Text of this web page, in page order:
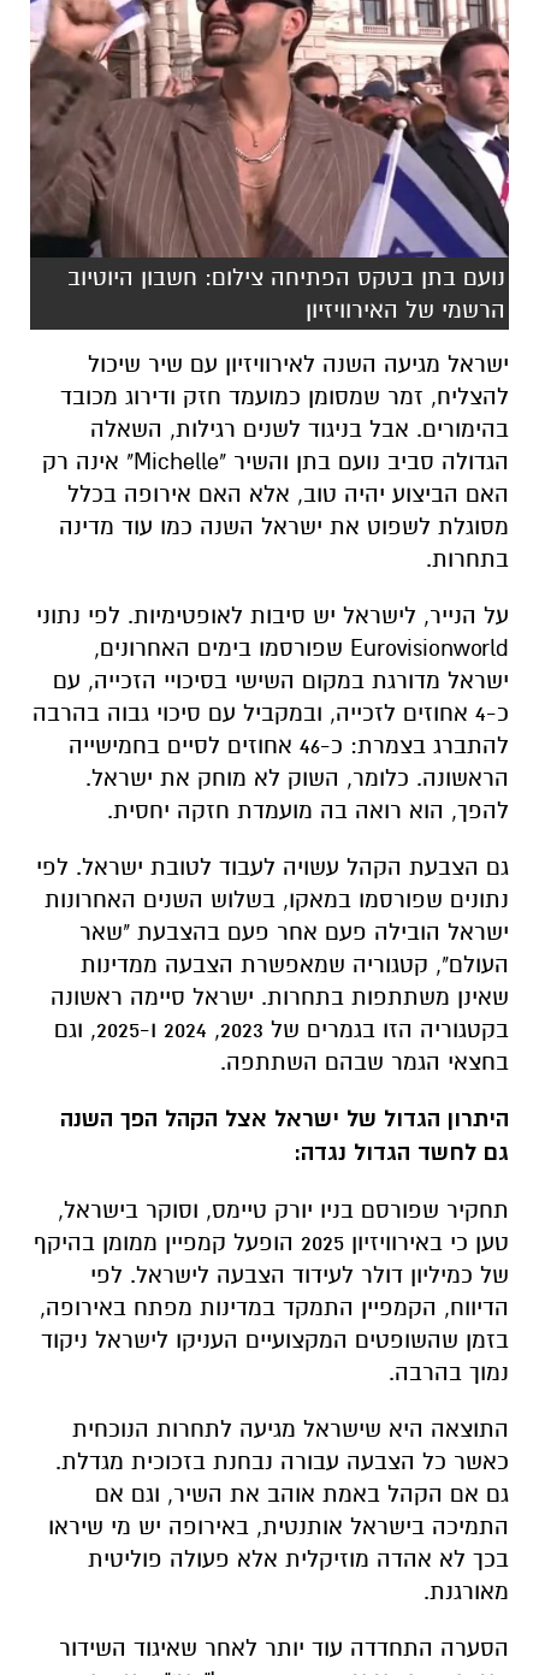
נועם בתן בטקס הפתיחה צילום: חשבון היוטיוב
הרשמי של האירוויזיון
ישראל מגיעה השנה לאירוויזיון עם שיר שיכול
להצליח, זמר שמסומן כמועמד חזק ודירוג מכובד
בהימורים. אבל בניגוד לשנים רגילות, השאלה
הגדולה סביב נועם בתן והשיר "Michelle" אינה רק
האם הביצוע יהיה טוב, אלא האם אירופה בכלל
מסוגלת לשפוט את ישראל השנה כמו עוד מדינה
בתחרות.
על הנייר, לישראל יש סיבות לאופטימיות. לפי נתוני
Eurovisionworld שפורסמו בימים האחרונים,
ישראל מדורגת במקום השישי בסיכויי הזכייה, עם
כ-4 אחוזים לזכייה, ובמקביל עם סיכוי גבוה בהרבה
להתברג בצמרת: כ-46 אחוזים לסיים בחמישייה
הראשונה. כלומר, השוק לא מוחק את ישראל.
להפך, הוא רואה בה מועמדת חזקה יחסית.
גם הצבעת הקהל עשויה לעבוד לטובת ישראל. לפי
נתונים שפורסמו במאקו, בשלוש השנים האחרונות
ישראל הובילה פעם אחר פעם בהצבעת "שאר
העולם", קטגוריה שמאפשרת הצבעה ממדינות
שאינן משתתפות בתחרות. ישראל סיימה ראשונה
בקטגוריה הזו בגמרים של 2023, 2024 ו-2025, וגם
בחצאי הגמר שבהם השתתפה.
היתרון הגדול של ישראל אצל הקהל הפך השנה
גם לחשד הגדול נגדה:
תחקיר שפורסם בניו יורק טיימס, וסוקר בישראל,
טען כי באירוויזיון 2025 הופעל קמפיין ממומן בהיקף
של כמיליון דולר לעידוד הצבעה לישראל. לפי
הדיווח, הקמפיין התמקד במדינות מפתח באירופה,
בזמן שהשופטים המקצועיים העניקו לישראל ניקוד
נמוך בהרבה.
התוצאה היא שישראל מגיעה לתחרות הנוכחית
כאשר כל הצבעה עבורה נבחנת בזכוכית מגדלת.
גם אם הקהל באמת אוהב את השיר, וגם אם
התמיכה בישראל אותנטית, באירופה יש מי שיראו
בכך לא אהדה מוזיקלית אלא פעולה פוליטית
מאורגנת.
הסערה התחדדה עוד יותר לאחר שאיגוד השידור